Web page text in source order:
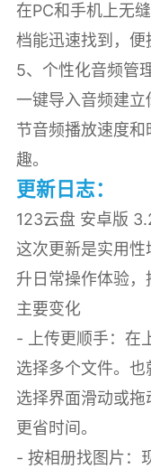
在PC和手机上无
档能迅速找到，便
5、个性化音频管
一键导入音频建立
节音频播放速度
趣。
更新日志：
123云盘 安卓版
这次更新是实用
升日常操作体验，
主要变化
- 上传更顺手：在
选择多个文件。
选择界面滑动或
更省时间。
- 按相册找图片：